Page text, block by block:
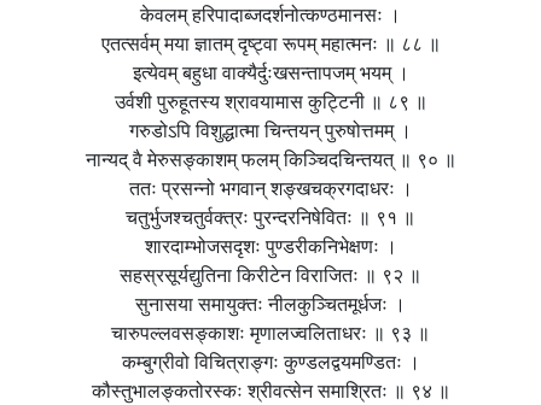
केवलम् हरिपादाब्जदर्शनोत्कण्ठमानसः ।
एतत्सर्वम् मया ज्ञातम् दृष्ट्वा रूपम् महात्मनः ॥ ८८ ॥
इत्येवम् बहुधा वाक्यैर्दुःखसन्तापजम् भयम् ।
उर्वशी पुरुहूतस्य श्रावयामास कुट्टिनी ॥ ८९ ॥
गरुडोऽपि विशुद्धात्मा चिन्तयन् पुरुषोत्तमम् ।
नान्यद् वै मेरुसङ्काशम् फलम् किञ्चिदचिन्तयत् ॥ ९० ॥
ततः प्रसन्नो भगवान् शङ्खचक्रगदाधरः ।
चतुर्भुजश्चतुर्वक्त्रः पुरन्दरनिषेवितः ॥ ९१ ॥
शारदाम्भोजसदृशः पुण्डरीकनिभेक्षणः ।
सहस्रसूर्यद्युतिना किरीटेन विराजितः ॥ ९२ ॥
सुनासया समायुक्तः नीलकुञ्चितमूर्धजः ।
चारुपल्लवसङ्काशः मृणालज्वलिताधरः ॥ ९३ ॥
कम्बुग्रीवो विचित्राङ्गः कुण्डलद्वयमण्डितः ।
कौस्तुभालङ्कतोरस्कः श्रीवत्सेन समाश्रितः ॥ ९४ ॥